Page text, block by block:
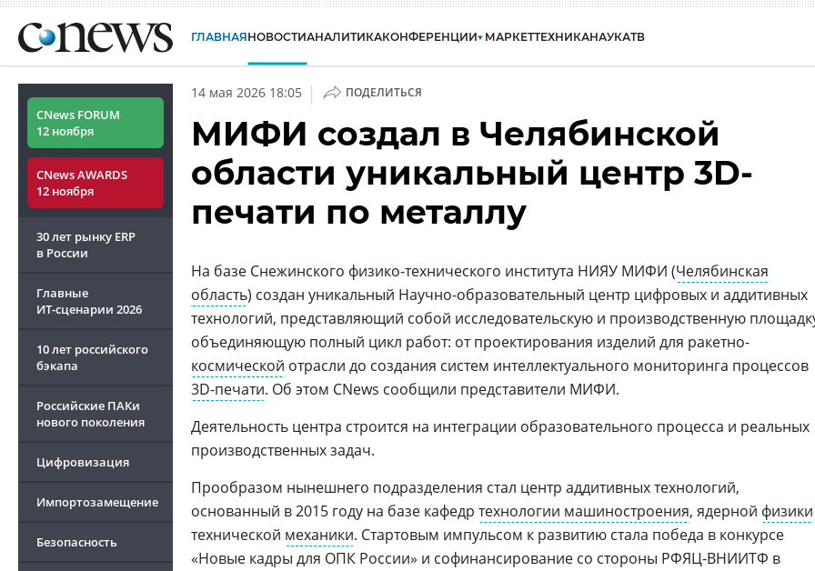
ГЛАВНАЯНОВОСТИАНАЛИТИКАКОНФЕРЕНЦИИ МАРКЕТТЕХНИКАНАУКАТВ
CNews FORUM
12 ноября
CNews AWARDS
12 ноября
30 лет рынку ERP
в России
Главные
ИТ-сценарии 2026
10 лет российского
бэкапа
Российские ПАКи
нового поколения
Цифровизация
Импортозамещение
Безопасность
14 мая 2026 18:05 | ПОДЕЛИТЬСЯ
МИФИ создал в Челябинской
области уникальный центр 3D-
печати по металлу
На базе Снежинского физико-технического института НИЯУ МИФИ (Челябинская
область) создан уникальный Научно-образовательный центр цифровых и аддитивных
технологий, представляющий собой исследовательскую и производственную
объединяющую полный цикл работ: от проектирования изделий для ракетно-
космической отрасли до создания систем интеллектуального мониторинга процессов
3D-печати. Об этом CNews сообщили представители МИФИ.
Деятельность центра строится на интеграции образовательного процесса и реальных
производственных задач.
Прообразом нынешнего подразделения стал центр аддитивных технологий,
основанный в 2015 году на базе кафедр технологии машиностроения, ядерной физики
технической механики. Стартовым импульсом к развитию стала победа в конкурсе
«Новые кадры для ОПК России» и софинансирование со стороны РФЯЦ-ВНИИТФ в